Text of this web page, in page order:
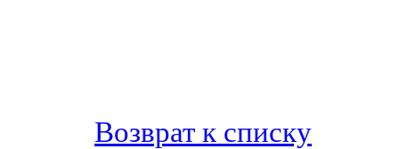
Возврат к списку